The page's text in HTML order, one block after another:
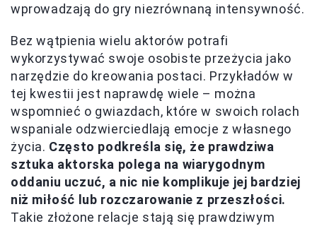
wprowadzają do gry niezrównaną intensywność.
Bez wątpienia wielu aktorów potrafi
wykorzystywać swoje osobiste przeżycia jako
narzędzie do kreowania postaci. Przykładów w
tej kwestii jest naprawdę wiele – można
wspomnieć o gwiazdach, które w swoich rolach
wspaniale odzwierciedlają emocje z własnego
życia. Często podkreśla się, że prawdziwa
sztuka aktorska polega na wiarygodnym
oddaniu uczuć, a nic nie komplikuje jej bardziej
niż miłość lub rozczarowanie z przeszłości.
Takie złożone relacje stają się prawdziwym